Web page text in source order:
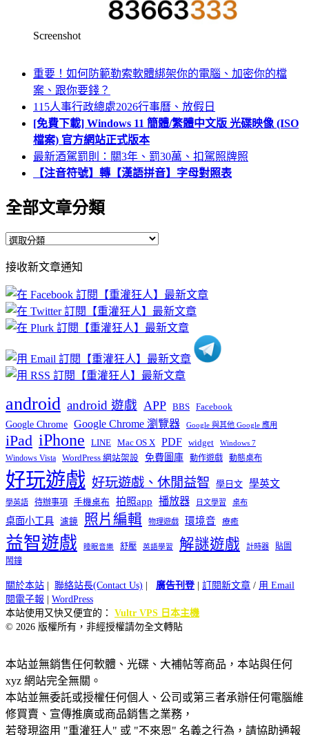
Screenshot
重要！如何防範勒索軟體綁架你的電腦、加密你的檔
案、跟你要錢？
115人事行政總處2026行事曆、放假日
[免費下載] Windows 11 簡體/繁體中文版 光碟映像 (ISO
檔案) 官方網站正式版本
最新酒駕罰則：關3年、罰30萬、扣駕照牌照
【注音符號】轉【漢語拼音】字母對照表
全部文章分類
全
文
章
分
類
接收新文章通知
android android 遊戲 APP BBS Facebook
Google Chrome Google Chrome 瀏覽器 Google 與其他 Google 應用
iPad iPhone LINE Mac OS X PDF widget Windows 7
Windows Vista WordPress 網站架設 免費圖庫 動作遊戲 動態桌布
好玩遊戲 好玩遊戲、休閒益智 學日文 學英文
學英語 待辦事項 手機桌布 拍照app 播放器 日文學習 桌布
桌面小工具 濾鏡 照片編輯 物理遊戲 環境音 療癒
益智遊戲 睡眠音樂 舒壓 英語學習 解謎遊戲 計時器
貼圖
鬧鐘
關於本站 聯絡站長(Contact Us) 廣告刊登| 訂閱新文章 / 用 Email
閱電子報
WordPress
本站使用又快又便宜的： Vultr VPS 日本主機
© 2026 版權所有，非經授權請勿全文轉貼
本站並無銷售任何軟體、光碟、大補帖等商品，本站與任何
xyz 網站完全無關。
本站並無委託或授權任何個人、公司或第三者承辦任何電腦維
修買賣、宣傳推廣或商品銷售之業務，
若發現盜用 "重灌狂人" 或 "不來恩" 名義之行為，請協助通報